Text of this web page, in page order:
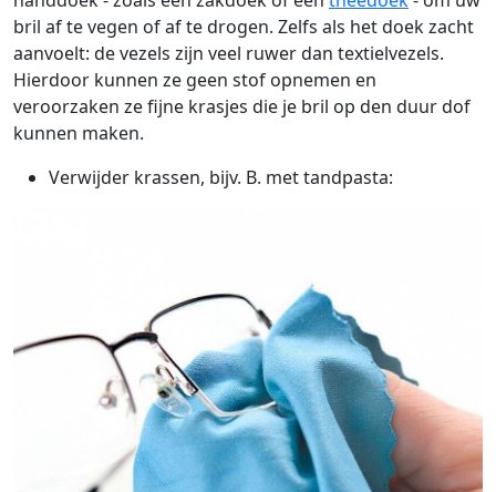
bril af te vegen of af te drogen. Zelfs als het doek zacht
aanvoelt: de vezels zijn veel ruwer dan textielvezels.
Hierdoor kunnen ze geen stof opnemen en
veroorzaken ze fijne krasjes die je bril op den duur dof
kunnen maken.
Verwijder krassen, bijv. B. met tandpasta: